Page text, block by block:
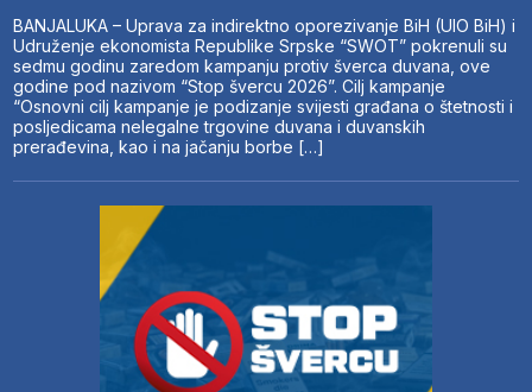
BANJALUKA – Uprava za indirektno oporezivanje BiH (UIO BiH) i
Udruženje ekonomista Republike Srpske “SWOT” pokrenuli su
sedmu godinu zaredom kampanju protiv šverca duvana, ove
godine pod nazivom “Stop švercu 2026”. Cilj kampanje
“Osnovni cilj kampanje je podizanje svijesti građana o štetnosti i
posljedicama nelegalne trgovine duvana i duvanskih
prerađevina, kao i na jačanju borbe […]